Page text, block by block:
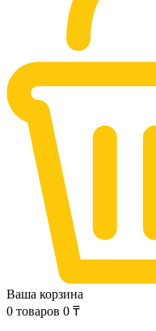
Ваша корзина
0 товаров 0 ₸